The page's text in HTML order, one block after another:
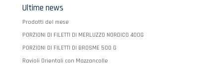
Ultime news
Prodotti del mese
PORZIONI DI FILETTI DI MERLUZZO NORDICO 400G
PORZIONI DI FILETTI DI BROSME 500 G
Ravioli Orientali con Mazzancolle